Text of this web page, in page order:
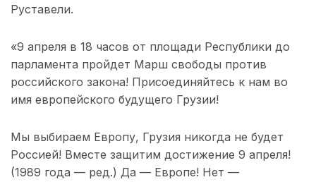
Руставели.
«9 апреля в 18 часов от площади Республики до
парламента пройдет Марш свободы против
российского закона! Присоединяйтесь к нам во
имя европейского будущего Грузии!
Мы выбираем Европу, Грузия никогда не будет
Россией! Вместе защитим достижение 9 апреля!
(1989 года — ред.) Да — Европе! Нет —